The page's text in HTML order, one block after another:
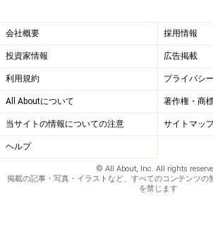
関連お勧めサイト
http://searchina.ne.jp/
雲南省茶の源流
会社概要 採用情報
投資家情報 広告掲載
利用規約 プライバシ
All Aboutについて 著作権・商
当サイトの情報についての注意 サイトマッ
ヘルプ
© All About, Inc. All rights
掲載の記事・写真・イラストなど、すべてのコンテンツの
を禁じます